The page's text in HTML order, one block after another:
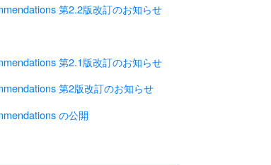
第2.2版改訂のお知らせ
第2.1版改訂のお知らせ
第2版改訂のお知らせ
の公開